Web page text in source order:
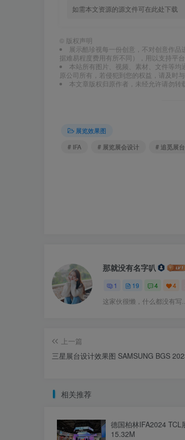
如需本文资源的源文件可在此处下载
© 版权声明
展示酷珍视每一份创意，不对创意作
据难易程度费用有所不同），用以支持平
本站所有图片、视频、素材、文件等
原公司所有，若侵犯到您的权益，请及时
本文章版权归原作者，未经允许请勿转
展览效果图
# IFA
# 展览展会设计 # 追觅展台
那就没有名字叭
1 19 4 4
这家伙很懒，什么都没有写...
上一篇
三星展台设计效果图 SAMSUNG BGS
相关推荐
德国柏林IFA2024 TCL
15.32M